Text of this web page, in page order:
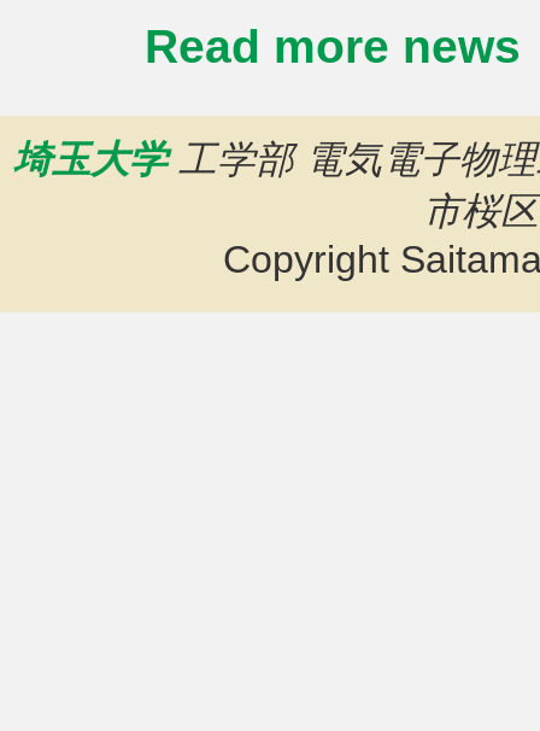
Read more news
埼玉大学工学部 電気電子物
市桜
Copyright